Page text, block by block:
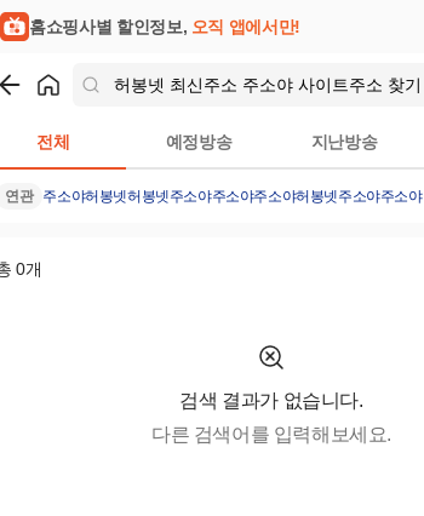
홈쇼핑사별 할인정보, 오직 앱에서만!
전체 예정방송 지난방송
연관 주소야허봉넷허봉넷주소야주소야주소야허봉넷주소야주소야
0개
검색 결과가 없습니다.
다른 검색어를 입력해보세요.